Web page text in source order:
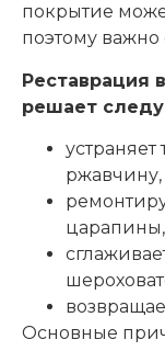
покрытие
поэтому важно
Реставрация
решает
устраняет
ржавчину,
царапины,
Основные